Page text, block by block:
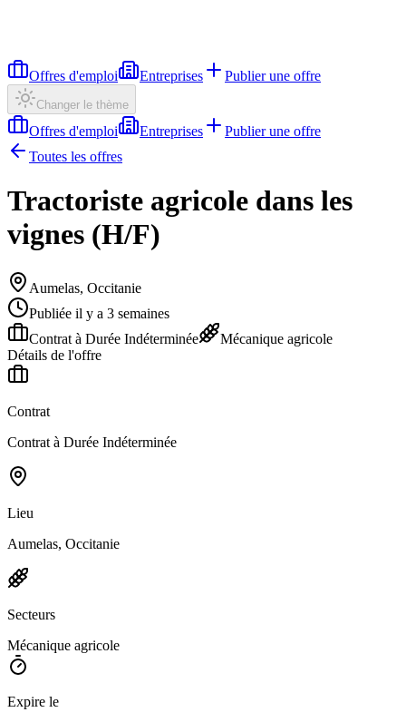
Offres d'emploi Entreprises Publier une offre
Changer le thème
Offres d'emploi Entreprises
Publier une offre
Toutes les offres
Tractoriste agricole dans les
vignes (H/F)
Aumelas, Occitanie
Publiée il y a 3 semaines
Contrat à Durée Indéterminée
Mécanique agricole
Détails de l'offre
Contrat
Contrat à Durée Indéterminée
Lieu
Aumelas, Occitanie
Secteurs
Mécanique agricole
Expire le